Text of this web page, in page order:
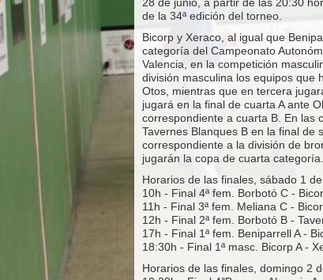
de la 34ª edición del torneo.
Bicorp y Xeraco, al igual que
categoría del Campeonato
Valencia, en la competición
división masculina los equipos que
Otos, mientras que en tercera
jugará en la final de cuarta A ante
correspondiente a cuarta B. En las
Tavernes Blanques B en la final de
correspondiente a la división de
jugarán la copa de cuarta categoría.
Horarios de las finales, sábado 1
10h - Final 4ª fem. Borbotó C -
11h - Final 3ª fem. Meliana C -
12h - Final 2ª fem. Borbotó B -
17h - Final 1ª fem. Beniparrell A -
18:30h - Final 1ª masc. Bicorp A -
Horarios de las finales, domingo 2